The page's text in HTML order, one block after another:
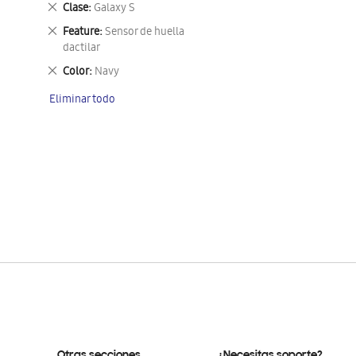
Clase Galaxy S
Eliminar
este
artículo
Feature Sensor de huella
dactilar
Eliminar
este
artículo
Color Navy
Eliminar
artículo
Eliminar todo